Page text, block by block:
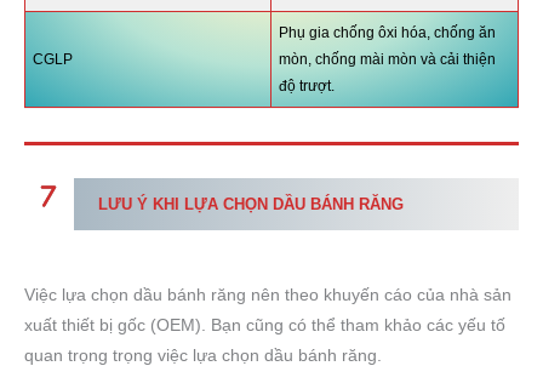
CGLP
Phụ gia chống ôxi hóa, chống ăn
mòn, chống mài mòn và cải thiện
độ trượt.
LƯU Ý KHI LỰA CHỌN DẦU BÁNH RĂNG
Việc lựa chọn dầu bánh răng nên theo khuyến cáo của nhà sản
xuất thiết bị gốc (OEM). Bạn cũng có thể tham khảo các yếu tố
quan trọng trọng việc lựa chọn dầu bánh răng.